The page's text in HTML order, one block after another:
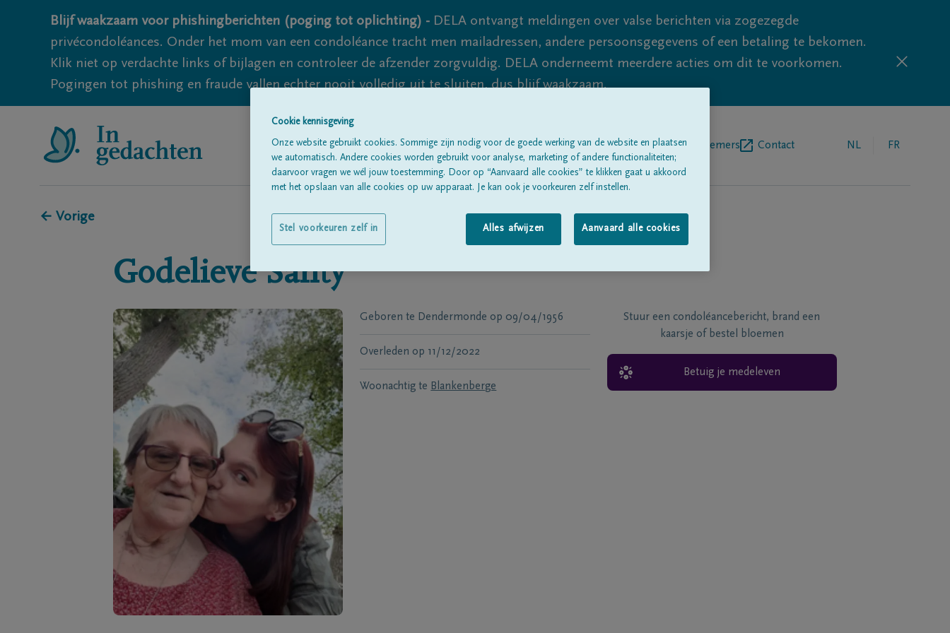
Blijf waakzaam voor phishingberichten (poging tot oplichting) - DELA ontvangt meldingen over valse berichten via zogezegde
privécondoléances. Onder het mom van een condoléance tracht men mailadressen, andere persoonsgegevens of een betaling te bekomen.
Klik niet op verdachte links of bijlagen en controleer de afzender zorgvuldig. DELA onderneemt meerdere acties om dit te voorkomen.
Pogingen tot phishing en fraude vallen echter nooit volledig uit te sluiten, dus blijf waakzaam.
Alle rouwberichtenOver onsBegrafenisondernemers Contact NL FR
← Vorige
Godelieve Santy
Geboren te Dendermonde op 09/04/1956
Overleden op 11/12/2022
Woonachtig te Blankenberge
Stuur een condoléancebericht, brand een
kaarsje of bestel bloemen
Betuig je medeleven
Cookie kennisgeving
Onze website gebruikt cookies. Sommige zijn nodig voor de goede werking van de website en plaatsen
we automatisch. Andere cookies worden gebruikt voor analyse, marketing of andere functionaliteiten;
daarvoor vragen we wél jouw toestemming. Door op “Aanvaard alle cookies” te klikken gaat u akkoord
met het opslaan van alle cookies op uw apparaat. Je kan ook je voorkeuren zelf instellen.
Alles afwijzen Aanvaard alle cookies
Stel voorkeuren zelf in